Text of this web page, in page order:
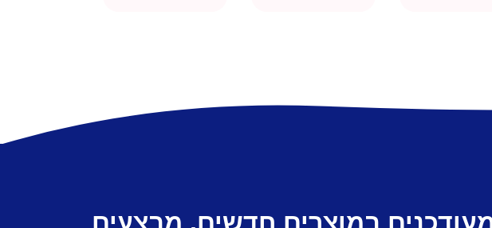
במוצרים חדשים, מבצעים